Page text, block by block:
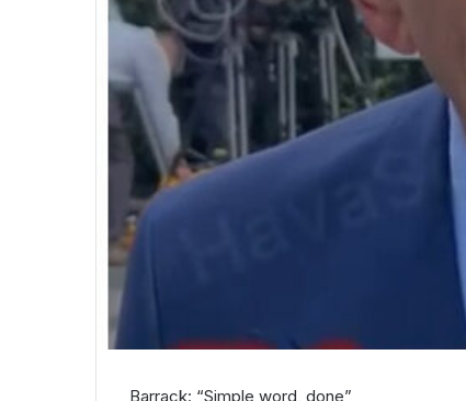
Barrack: “Simple word, done”